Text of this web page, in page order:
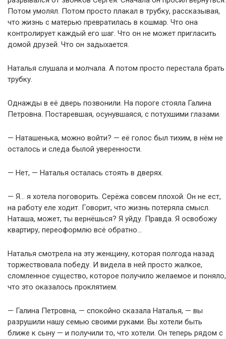
Потом умолял. Потом просто плакал в трубку, рассказывая,
что жизнь с матерью превратилась в кошмар. Что она
контролирует каждый его шаг. Что он не может пригласить
домой друзей. Что он задыхается.
Наталья слушала и молчала. А потом просто перестала брать
трубку.
Однажды в её дверь позвонили. На пороге стояла Галина
Петровна. Постаревшая, осунувшаяся, с потухшими глазами.
— Наташенька, можно войти? — её голос был тихим, в нём не
осталось и следа былой уверенности.
— Нет, — Наталья осталась стоять в дверях.
— Я… я хотела поговорить. Серёжа совсем плохой. Он не ест,
на работу еле ходит. Говорит, что жизнь потеряла смысл.
Наташа, может, ты вернёшься? Я уйду. Правда. Я освобожу
квартиру, переоформлю всё обратно…
Наталья смотрела на эту женщину, которая полгода назад
торжествовала победу. И видела в ней просто жалкое,
сломленное существо, которое получило желаемое и поняло,
что это оказалось проклятием.
— Галина Петровна, — спокойно сказала Наталья, — вы
разрушили нашу семью своими руками. Вы хотели быть
ближе к сыну — и получили то, что хотели. Он теперь рядом с